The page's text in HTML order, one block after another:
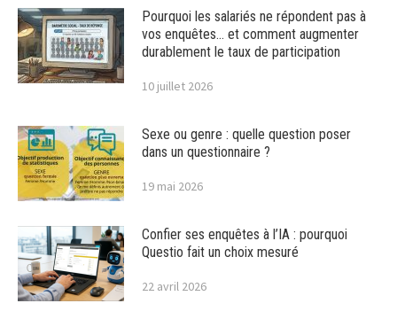
Pourquoi les salariés ne répondent pas à
vos enquêtes… et comment augmenter
durablement le taux de participation
10 juillet 2026
Sexe ou genre : quelle question poser
dans un questionnaire ?
19 mai 2026
Confier ses enquêtes à l’IA : pourquoi
Questio fait un choix mesuré
22 avril 2026